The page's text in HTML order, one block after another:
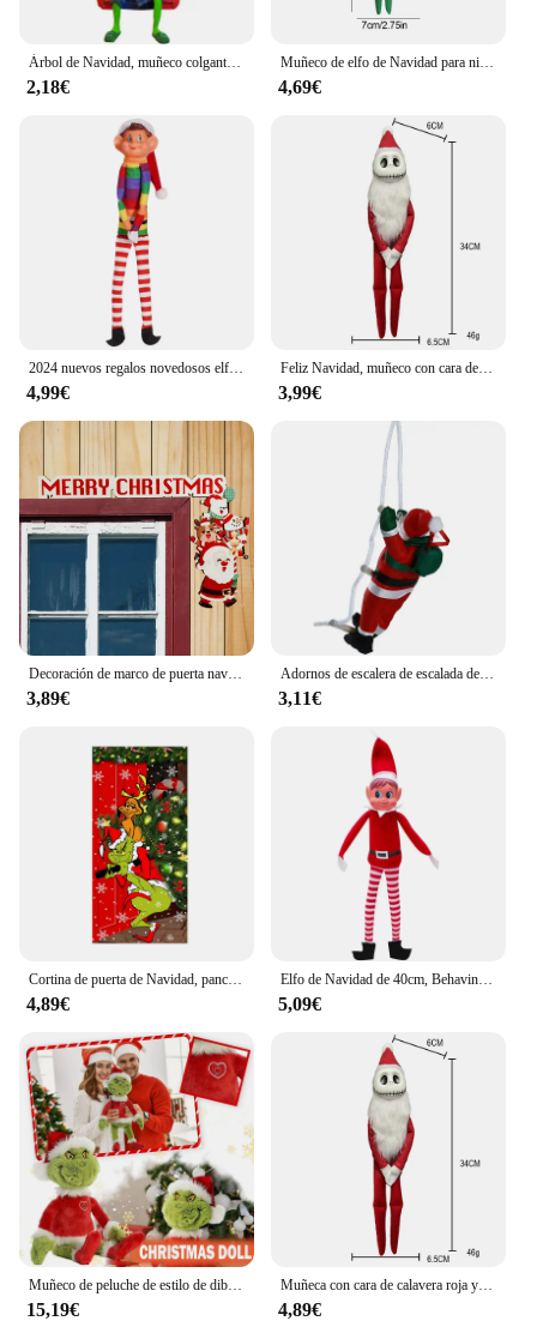
Árbol de Navidad, muñeco colgante de resina, decoración del hogar, Navidad, Año Nuevo, muñeco elfo verde con sombrero, monstruo de pelo rojo y verde, regalos de fiesta de Navidad
2,18€
Muñeco de elfo de Navidad para niños, muñeco de hadas para estantería, feliz regalo de Halloween, adornos de escritorio, decoraciones para el hogar, juguete coleccionable festivo
4,69€
2024 nuevos regalos novedosos elfo de Navidad decoración del hogar muñeca Navida mesa de Navidad árbol de Navidad adornos de Navidad juguete de peluche
4,99€
Feliz Navidad, muñeco con cara de calavera roja y verde, figura de película Jack, decoración del hogar para vacaciones, regalos para niños de Feliz Año Nuevo, muñeco de elfo fantasma
3,99€
Decoración de marco de puerta navideña, adornos navideños de madera de Papá Noel, adorno de marco de puerta de Feliz Año Nuevo 2024, decoración navideña de madera
3,89€
Adornos de escalera de escalada de Papá Noel, colgante de cuerda, árbol de Navidad, decoración de Feliz Navidad, 2024
3,11€
Cortina de puerta de Navidad, pancarta de foto al aire libre, decoración de fondo de Papá Noel y cachorro, tela colgante, adorno de Festival, regalos
4,89€
Elfo de Navidad de 40cm, Behavin Badly, juguete de peluche, novedad, elfo de niño travieso largo y flexible en el estante, muñeco de elfos, adorno para el hogar
5,09€
Muñeco de peluche de estilo de dibujos animados para niños, muñeco de trapo para decoración de Festival, regalo de Navidad, 2024
15,19€
Muñeca con cara de calavera roja y verde, decoración de feliz Halloween, regalo de día, Feliz Navidad, decoración de fiesta en el hogar, muñeco fantasma de Feliz Año Nuevo, 2024
4,89€